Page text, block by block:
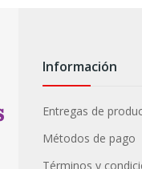
Información
Entregas de
Métodos de pago
Términos y